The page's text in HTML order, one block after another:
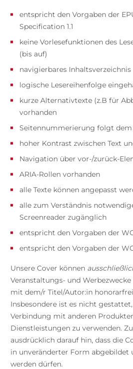
entspricht den Vorgaben der
Specification 1.1
keine Vorlesefunktionen des
(bis auf)
navigierbares Inhaltsverzeichnis
logische Lesereihenfolge
kurze Alternativtexte (z.B für
vorhanden
Seitennummerierung folgt
hoher Kontrast zwischen Text
Navigation über vor-/zurück-
ARIA-Rollen vorhanden
alle Texte können angepasst
alle zum Verständnis
Screenreader zugänglich
entspricht den Vorgaben der
entspricht den Vorgaben der
Unsere Cover können
Veranstaltungs- und
mit dem/r Titel/Autor:in
Insbesondere ist es nicht
Verbindung mit anderen
Dienstleistungen zu verwenden.
ausdrücklich darauf hin, dass die
in unveränderter Form abgebildet
werden dürfen.